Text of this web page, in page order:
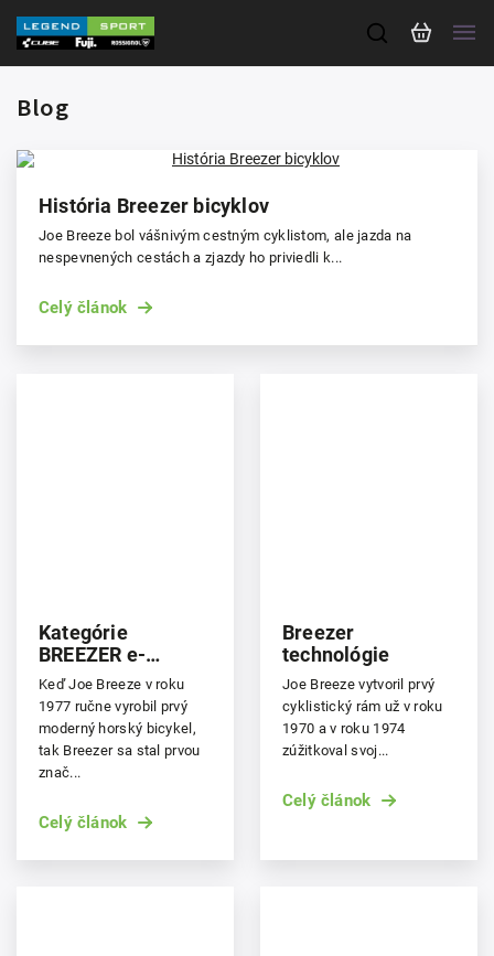
Blog
História Breezer bicyklov
Joe Breeze bol vášnivým cestným cyklistom, ale jazda na
nespevnených cestách a zjazdy ho priviedli k...
Celý článok
Kategórie
BREEZER e-
bicyklov
Keď Joe Breeze v roku
1977 ručne vyrobil prvý
moderný horský bicykel,
tak Breezer sa stal prvou
znač...
Celý článok
Breezer
technológie
Joe Breeze vytvoril prvý
cyklistický rám už v roku
1970 a v roku 1974
zúžitkoval svoj...
Celý článok